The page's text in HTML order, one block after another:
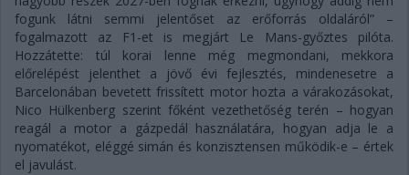
fogunk látni semmi jelentőset az erőforrás oldaláról” –
fogalmazott az F1-et is megjárt Le Mans-győztes pilóta.
Hozzátette: túl korai lenne még megmondani, mekkora
előrelépést jelenthet a jövő évi fejlesztés, mindenesetre a
Barcelonában bevetett frissített motor hozta a várakozásokat,
Nico Hülkenberg szerint főként vezethetőség terén – hogyan
reagál a motor a gázpedál használatára, hogyan adja le a
nyomatékot, eléggé simán és konzisztensen működik-e – értek
el javulást.